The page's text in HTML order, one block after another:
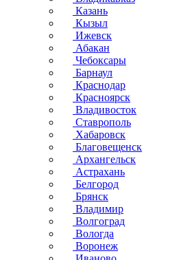
Казань
Кызыл
Ижевск
Абакан
Чебоксары
Барнаул
Краснодар
Красноярск
Владивосток
Ставрополь
Хабаровск
Благовещенск
Архангельск
Астрахань
Белгород
Брянск
Владимир
Волгоград
Вологда
Воронеж